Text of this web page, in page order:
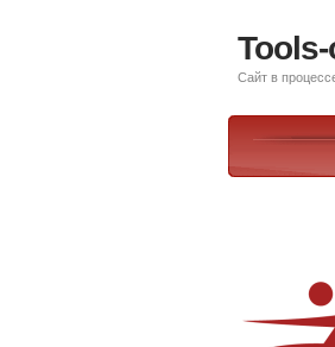
Сайт в